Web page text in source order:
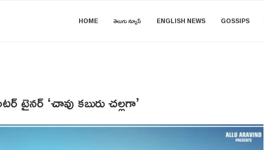
HOME తెలుగు న్యూస్ ENGLISH NEWS GOSSIPS
టైనర్‌ ‘చావు కబురు చల్లగా’